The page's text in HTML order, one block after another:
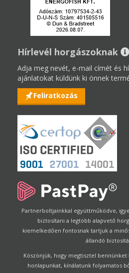
Hírlevél horgászoknak
Adja meg nevét, e-mail címét és
ajánlatokat küldünk ki önnek
Feliratkozás
Partnerboltjainkkal együttműködve,
biztosítani a legtöbb alapvető
kiemelkedően fontosnak tartjuk a
állandó
Köszönjük, hogy megtisztel bennünket
honlapunkat, kínálatunk folyamatos